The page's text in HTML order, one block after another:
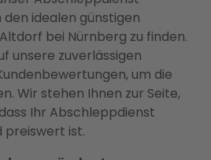
idealen günstigen
bei Nürnberg zu finden.
unsere zuverlässigen
um die
Wir stehen Ihnen zur Seite,
Ihr Abschleppdienst
ist.